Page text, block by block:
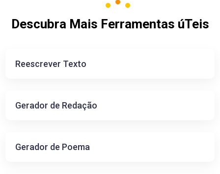
Descubra Mais Ferramentas úTeis
Reescrever Texto
Gerador de Redação
Gerador de Poema